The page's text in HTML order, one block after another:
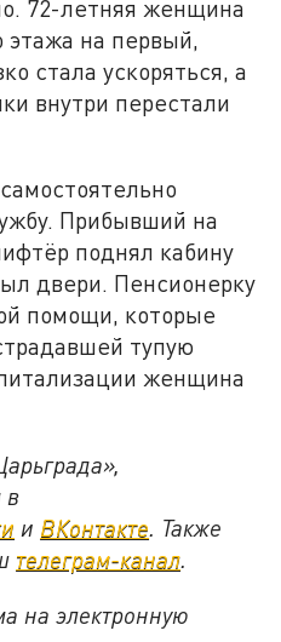
72-летняя женщина
этажа на первый,
стала ускоряться, а
внутри перестали
Прибывший на
поднял кабину
двери. Пенсионерку
помощи, которые
тупую
женщина
в
и ВКонтакте. Также
телеграм-канал.
на электронную